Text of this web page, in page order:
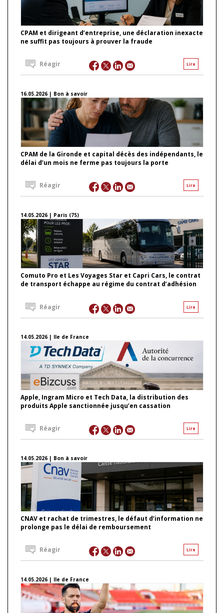
CPAM et dirigeant d’entreprise, une déclaration inexacte
ne suffit pas toujours à prouver la fraude
Lire
Réagir
16.05.2026 | Bon à savoir
CPAM de la Gironde et capital décès des indépendants, le
délai d’un mois ne ferme pas toujours la porte
Lire
Réagir
14.05.2026 | Paris (75)
Comuto Pro et Les Voyages Star et Capri Cars, le contrat
de transport échappe au régime du contrat d’adhésion
Lire
Réagir
14.05.2026 | Ile de France
Apple, Ingram Micro et Tech Data, la distribution des
produits Apple sanctionnée jusqu’en cassation
Lire
Réagir
14.05.2026 | Bon à savoir
CNAV et rachat de trimestres, le défaut d’information ne
prolonge pas le délai de remboursement
Lire
Réagir
14.05.2026 | Ile de France